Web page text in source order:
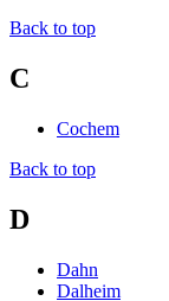
Back to top
C
Cochem
Back to top
D
Dahn
Dalheim